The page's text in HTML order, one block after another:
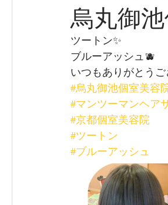
烏丸御
ツートン✨
ブルーアッシュ🫐
いつもありがとう
#烏丸御池個室美容
#マンツーマンヘア
#京都個室美容院
#ツートン
#ブルーアッシュ